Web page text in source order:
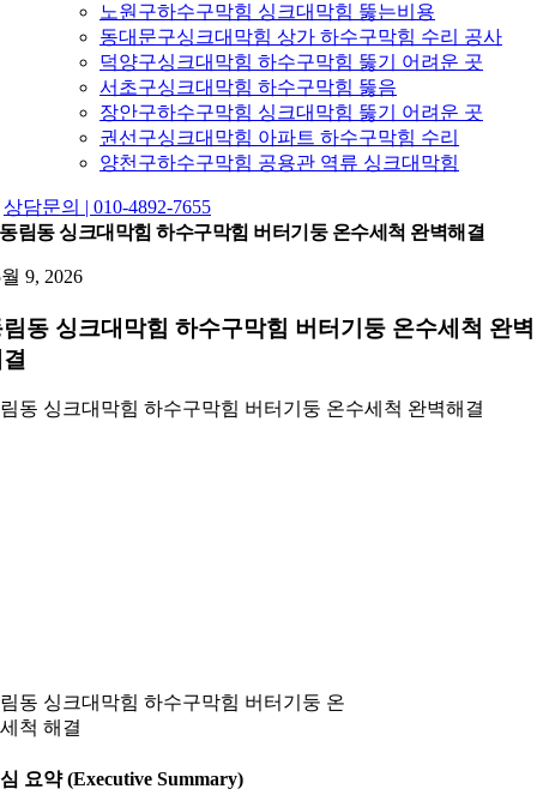
노원구하수구막힘 싱크대막힘 뚫는비용
동대문구싱크대막힘 상가 하수구막힘 수리 공사
덕양구싱크대막힘 하수구막힘 뚫기 어려운 곳
서초구싱크대막힘 하수구막힘 뚫음
장안구하수구막힘 싱크대막힘 뚫기 어려운 곳
권선구싱크대막힘 아파트 하수구막힘 수리
양천구하수구막힘 공용관 역류 싱크대막힘
상담문의 | 010-4892-7655
동림동 싱크대막힘 하수구막힘 버터기둥 온수세척 완벽해결
9, 2026
동 싱크대막힘 하수구막힘 버터기둥 온수세척 완벽
동 싱크대막힘 하수구막힘 버터기둥 온수세척 완벽해결
동 싱크대막힘 하수구막힘 버터기둥 온
척 해결
요약 (Executive Summary)